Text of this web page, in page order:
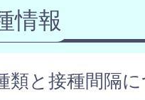
情報
類と接種間隔